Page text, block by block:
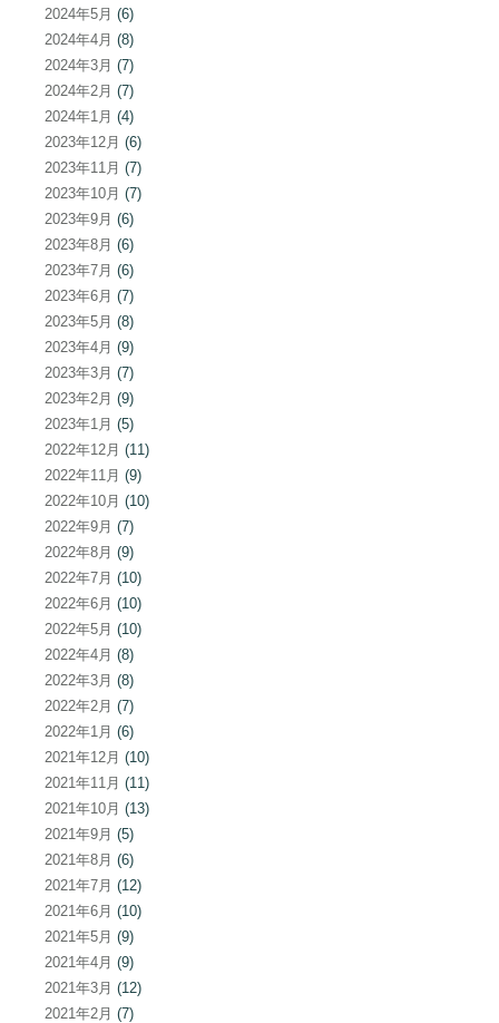
2024年5月 (6)
2024年4月 (8)
2024年3月 (7)
2024年2月 (7)
2024年1月 (4)
2023年12月 (6)
2023年11月 (7)
2023年10月 (7)
2023年9月 (6)
2023年8月 (6)
2023年7月 (6)
2023年6月 (7)
2023年5月 (8)
2023年4月 (9)
2023年3月 (7)
2023年2月 (9)
2023年1月 (5)
2022年12月 (11)
2022年11月 (9)
2022年10月 (10)
2022年9月 (7)
2022年8月 (9)
2022年7月 (10)
2022年6月 (10)
2022年5月 (10)
2022年4月 (8)
2022年3月 (8)
2022年2月 (7)
2022年1月 (6)
2021年12月 (10)
2021年11月 (11)
2021年10月 (13)
2021年9月 (5)
2021年8月 (6)
2021年7月 (12)
2021年6月 (10)
2021年5月 (9)
2021年4月 (9)
2021年3月 (12)
2021年2月 (7)